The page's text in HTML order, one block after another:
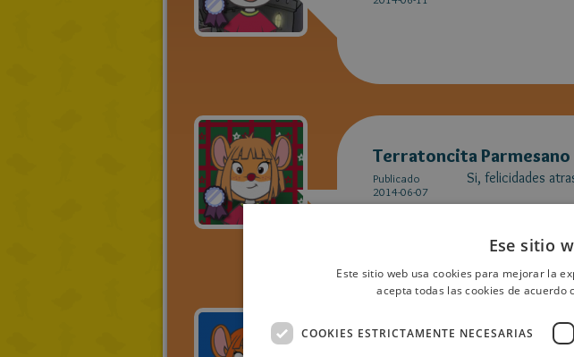
Terratoncita Parmesano
Publicado
2014-06-07
Si, felicidades
Ese sitio
Este sitio web usa cookies para mejorar la
acepta todas las cookies de acuerdo
COOKIES ESTRICTAMENTE NECESARIAS